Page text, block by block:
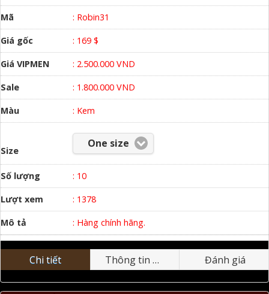
Mã : Robin31
Giá gốc : 169 $
Giá VIPMEN : 2.500.000 VND
Sale : 1.800.000 VND
Màu : Kem
Size
One size
Số lượng : 10
Lượt xem : 1378
Mô tả : Hàng chính hãng.
Chi tiết Thông tin nhãn hiệu Đánh giá